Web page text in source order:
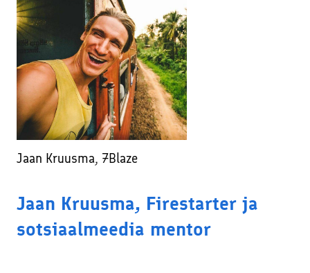
Jaan Kruusma, 7Blaze
Jaan Kruusma, Firestarter ja
sotsiaalmeedia mentor